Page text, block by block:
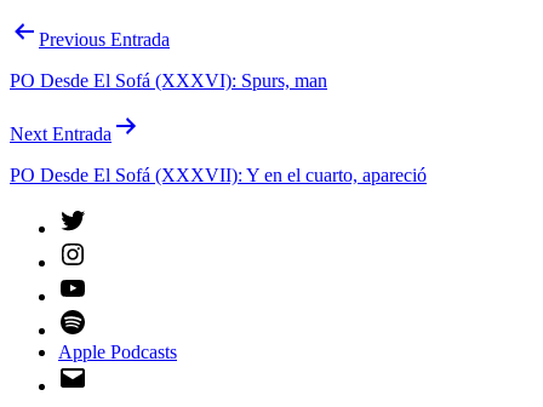
Navegación
entradas
Previous Entrada
PO Desde El Sofá (XXXVI): Spurs, man
Next Entrada
PO Desde El Sofá (XXXVII): Y en el cuarto, apareció
Apple Podcasts